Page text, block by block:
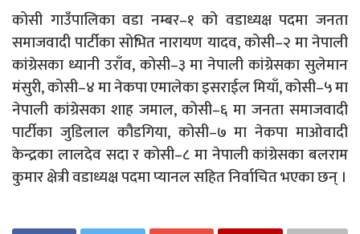
कोसी गाउँपालिका वडा नम्बर–१ को वडाध्यक्ष पदमा जनता
समाजवादी पार्टीका सोभित नारायण यादव, कोसी–२ मा नेपाली
कांग्रेसका ध्यानी उराँव, कोसी–३ मा नेपाली कांग्रेसका सुलेमान
मंसुरी, कोसी–४ मा नेकपा एमालेका इसराईल मियाँ, कोसी–५ मा
नेपाली कांग्रेसका शाह जमाल, कोसी–६ मा जनता समाजवादी
पार्टीका जुडिलाल कौडगिया, कोसी–७ मा नेकपा माओवादी
केन्द्रका लालदेव सदा र कोसी–८ मा नेपाली कांग्रेसका बलराम
कुमार क्षेत्री वडाध्यक्ष पदमा प्यानल सहित निर्वाचित भएका छन् ।